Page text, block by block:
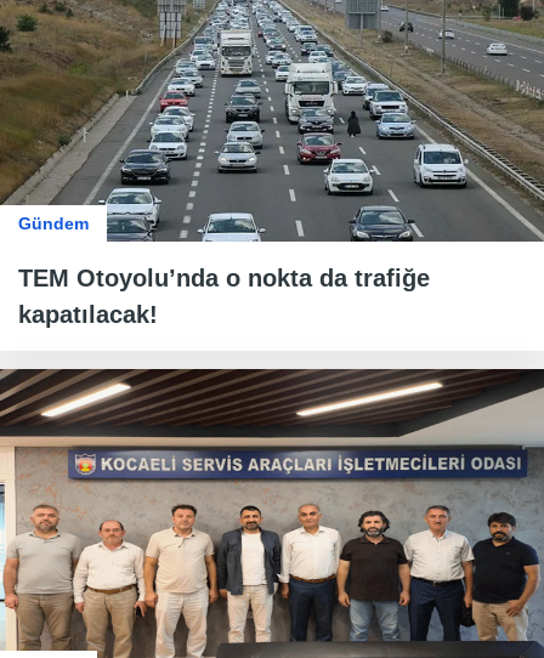
Gündem
TEM Otoyolu’nda o nokta da trafiğe
kapatılacak!